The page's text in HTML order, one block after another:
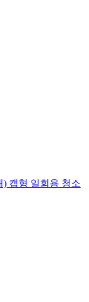
) 캡형 일회용 청소